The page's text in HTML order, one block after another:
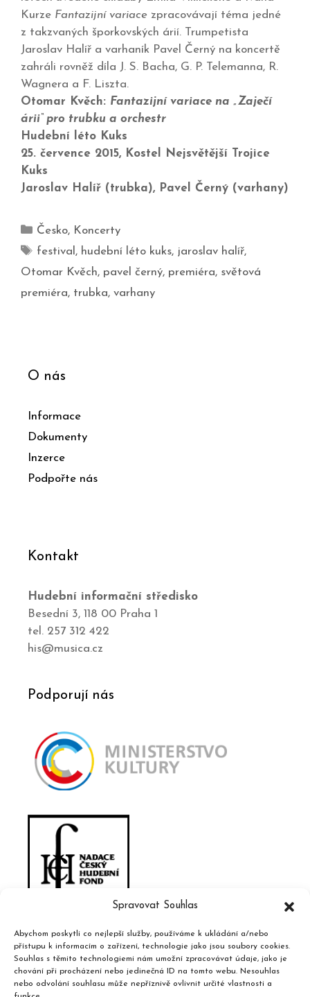
Spravovat Souhlas
Abychom poskytli co nejlepší služby, používáme k ukládání a/nebo
přístupu k informacím o zařízení, technologie jako jsou soubory cookies.
Souhlas s těmito technologiemi nám umožní zpracovávat údaje, jako je
chování při procházení nebo jedinečná ID na tomto webu. Nesouhlas
nebo odvolání souhlasu může nepříznivě ovlivnit určité vlastnosti a
Kurze Fantazijní variace zpracovávají téma jedné
z takzvaných šporkovských árií. Trumpetista
Jaroslav Halíř a varhaník Pavel Černý na koncertě
zahráli rovněž díla J. S. Bacha, G. P. Telemanna, R.
Wagnera a F. Liszta.
Otomar Kvěch: Fantazijní variace na „Zaječí
árii“ pro trubku a orchestr
Hudební léto Kuks
25. července 2015, Kostel Nejsvětější Trojice
Kuks
Jaroslav Halíř (trubka), Pavel Černý (varhany)
Česko, Koncerty
festival , hudební léto kuks, jaroslav halíř,
Otomar Kvěch, pavel černý, premiéra, světová
premiéra, trubka, varhany
O nás
Informace
Dokumenty
Inzerce
Podpořte nás
Kontakt
Hudební informační středisko
Besední 3, 118 00 Praha 1
tel. 257 312 422
his@musica.cz
Podporují nás